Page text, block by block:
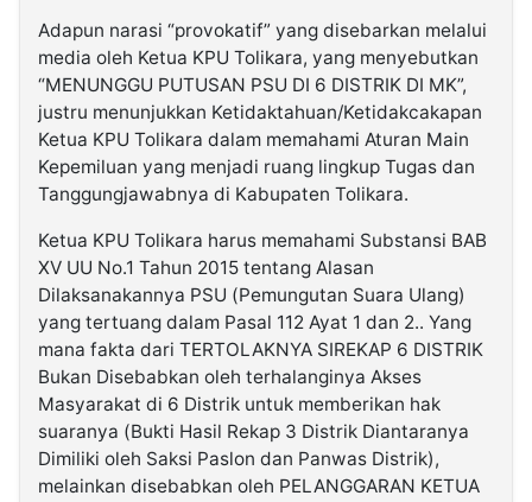
Adapun narasi “provokatif” yang disebarkan melalui
media oleh Ketua KPU Tolikara, yang menyebutkan
“MENUNGGU PUTUSAN PSU DI 6 DISTRIK DI MK”,
justru menunjukkan Ketidaktahuan/Ketidakcakapan
Ketua KPU Tolikara dalam memahami Aturan Main
Kepemiluan yang menjadi ruang lingkup Tugas dan
Tanggungjawabnya di Kabupaten Tolikara.
Ketua KPU Tolikara harus memahami Substansi BAB
XV UU No.1 Tahun 2015 tentang Alasan
Dilaksanakannya PSU (Pemungutan Suara Ulang)
yang tertuang dalam Pasal 112 Ayat 1 dan 2.. Yang
mana fakta dari TERTOLAKNYA SIREKAP 6 DISTRIK
Bukan Disebabkan oleh terhalanginya Akses
Masyarakat di 6 Distrik untuk memberikan hak
suaranya (Bukti Hasil Rekap 3 Distrik Diantaranya
Dimiliki oleh Saksi Paslon dan Panwas Distrik),
melainkan disebabkan oleh PELANGGARAN KETUA